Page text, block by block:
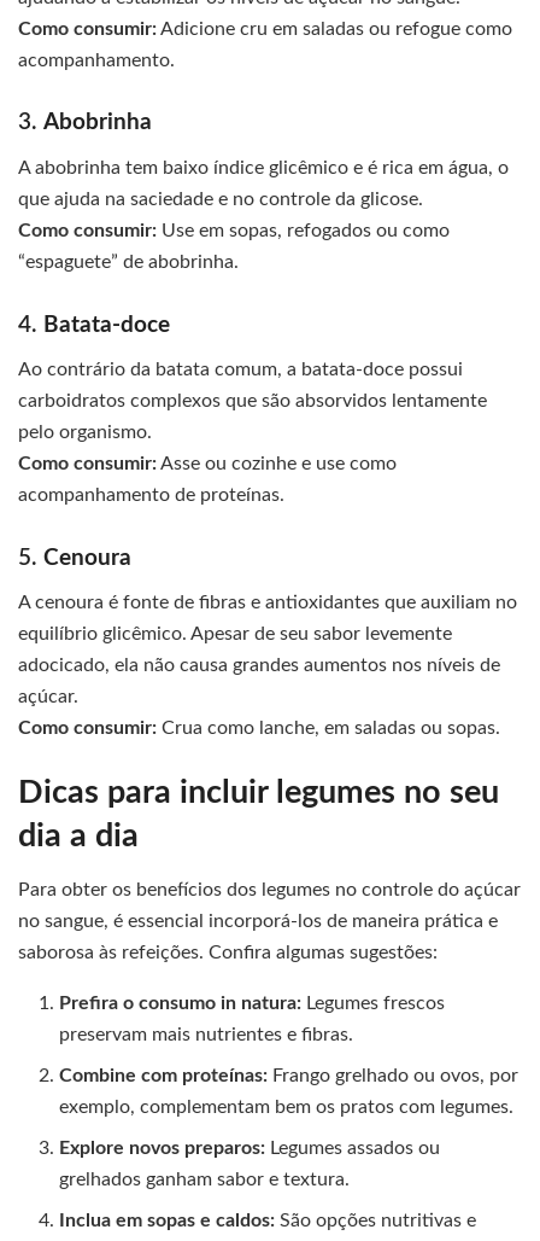
Como consumir:Adicione cru em saladas ou refogue como
acompanhamento.
3. Abobrinha
A abobrinha tem baixo índice glicêmico e é rica em água, o
que ajuda na saciedade e no controle da glicose.
Como consumir: Use em sopas, refogados ou como
“espaguete” de abobrinha.
4. Batata-doce
Ao contrário da batata comum, a batata-doce possui
carboidratos complexos que são absorvidos lentamente
pelo organismo.
Como consumir:Asse ou cozinhe e use como
acompanhamento de proteínas.
5. Cenoura
A cenoura é fonte de fibras e antioxidantes que auxiliam no
equilíbrio glicêmico. Apesar de seu sabor levemente
adocicado, ela não causa grandes aumentos nos níveis de
açúcar.
Como consumir: Crua como lanche, em saladas ou sopas.
Dicas para incluir legumes no seu
dia a dia
Para obter os benefícios dos legumes no controle do açúcar
no sangue, é essencial incorporá-los de maneira prática e
saborosa às refeições. Confira algumas sugestões:
Prefira o consumo in natura: Legumes frescos
preservam mais nutrientes e fibras.
Combine com proteínas: Frango grelhado ou ovos, por
exemplo, complementam bem os pratos com legumes.
Explore novos preparos: Legumes assados ou
grelhados ganham sabor e textura.
Inclua em sopas e caldos: São opções nutritivas e